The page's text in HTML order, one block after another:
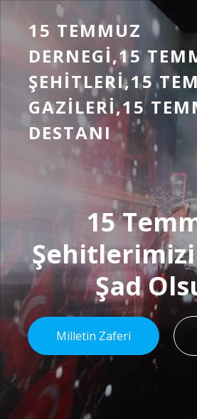
15 TEMMUZ
DERNEGI,15
ŞEHITLERI,15
GAZILERI,15
DESTANI
15
Şad
Milletin Zaferi